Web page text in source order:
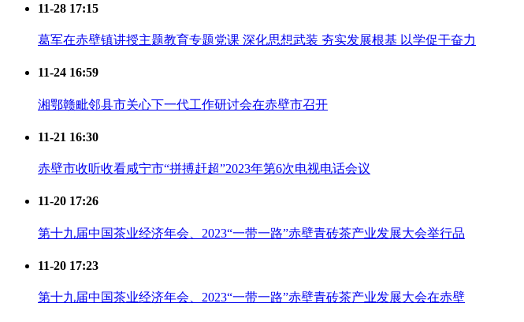
11-28 17:15
葛军在赤壁镇讲授主题教育专题党课 深化思想武装 夯实发展根基 以学促干奋力
11-24 16:59
湘鄂赣毗邻县市关心下一代工作研讨会在赤壁市召开
11-21 16:30
赤壁市收听收看咸宁市“拼搏赶超”2023年第6次电视电话会议
11-20 17:26
第十九届中国茶业经济年会、2023“一带一路”赤壁青砖茶产业发展大会举行品
11-20 17:23
第十九届中国茶业经济年会、2023“一带一路”赤壁青砖茶产业发展大会在赤壁